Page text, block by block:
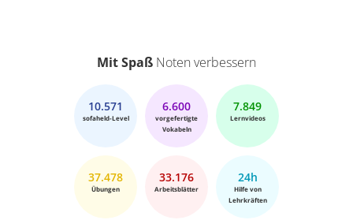
Mit Spaß Noten verbessern
10.571
sofaheld-Level
6.600
vorgefertigte
Vokabeln
7.849
Lernvideos
37.478
Übungen
33.176
Arbeitsblätter
24h
Hilfe von
Lehrkräften